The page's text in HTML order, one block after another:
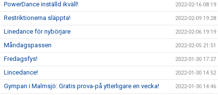
PowerDance inställd ikväll! 2022-02-16 08:19
Restriktionerna släppta! 2022-02-09 19:28
Linedance för nybörjare 2022-02-06 19:19
Måndagspassen 2022-02-05 21:51
Fredagsfys! 2022-01-30 17:27
Lincedance! 2022-01-30 14:52
Gympan i Malmsjö: Gratis prova-på ytterligare en vecka! 2022-01-30 14:46